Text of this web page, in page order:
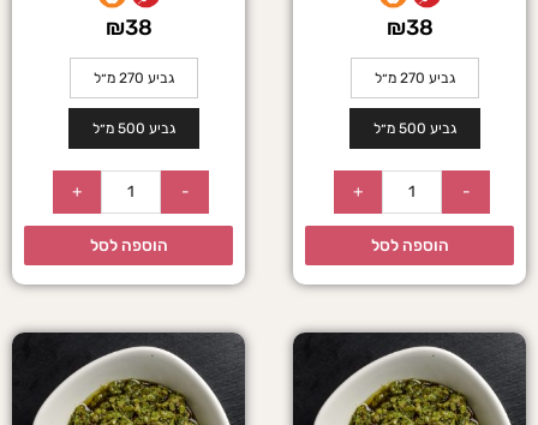
₪38
גביע 270 מ״ל
גביע 500 מ״ל
-
+
הוספה לסל
₪38
גביע 270 מ״ל
גביע 500 מ״ל
-
+
הוספה לסל